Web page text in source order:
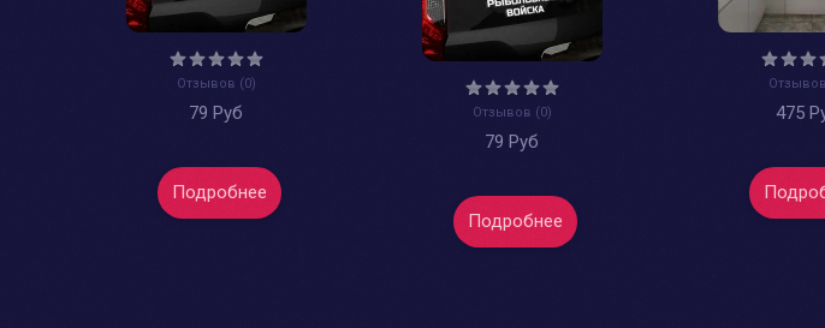
Отзывов (0)
79 Руб
Подробнее
Отзывов (0)
79 Руб
Подробнее
475